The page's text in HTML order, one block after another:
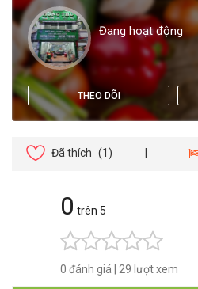
Đang hoạt động
THEO DÕI
Đã thích (1)
0 trên 5
0 đánh giá 29 lượt xem